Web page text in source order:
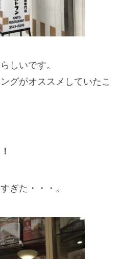
しいです。
グがオススメしていたこ
ぎた・・・。